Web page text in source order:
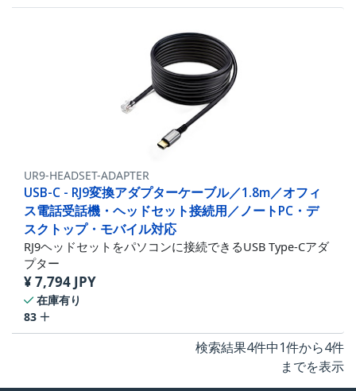
UR9-HEADSET-ADAPTER
USB-C - RJ9変換アダプターケーブル／1.8m／オフィ
ス電話受話機・ヘッドセット接続用／ノートPC・デ
スクトップ・モバイル対応
RJ9ヘッドセットをパソコンに接続できるUSB Type-Cアダ
プター
¥7,794 JPY
在庫有り
83
検索結果4件中1件から4件
までを表示